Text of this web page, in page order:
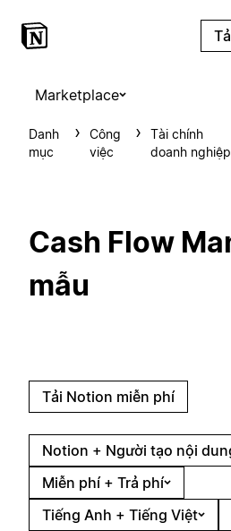
Marketplace
Danh
mục
Công
việc
Tài chính
doanh nghiệp
Cash Flow
mẫu
Tải Notion miễn phí
Notion + Người tạo nội
Miễn phí + Trả phí
Tiếng Anh + Tiếng Việt